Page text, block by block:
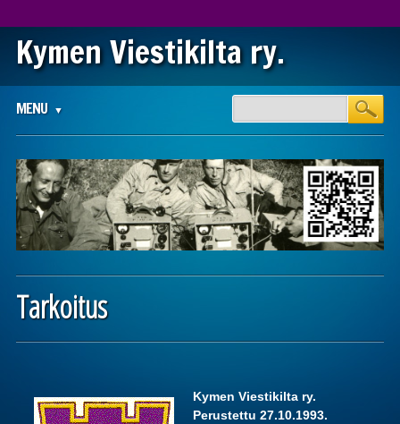
Kymen Viestikilta ry.
Main menu
content
MENU
Tarkoitus
Kymen Viestikilta ry.
Perustettu 27.10.1993.